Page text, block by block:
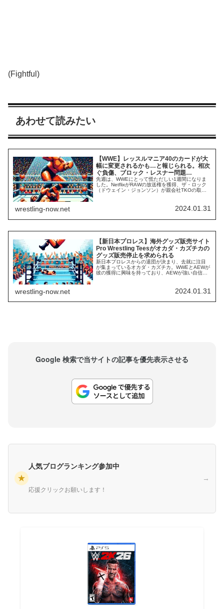
(Fightful)
あわせて読みたい
【WWE】レッスルマニア40のカードが大
幅に変更されるかも…と報じられる。相次
ぐ負傷、ブロック・レスナー問題…
先週は、WWEにとって慌ただしい1週間になりま
した。NetflixがRAWの放送権を獲得、ザ・ロック
（ドウェイン・ジョンソン）が親会社TKOの取締
スナーのRoyal Rumble出場撤退、そしてCMパンク
の負傷…。コーディ・ローデスとベイリーがロイ
wrestling-now.net 2024.01.31
【新日本プロレス】海外グッズ販売サイト
Pro Wrestling Teesがオカダ・カズチカの
グッズ販売停止を求められる
新日本プロレスからの退団が決まり、去就に注目
が集まっているオカダ・カズチカ。WWEとAEWが
彼の獲得に興味を持っており、AEWが強い自信を
移籍するにしてもトップクラスの待遇を得ること
になるでしょうが、ファンが受ける印象は大きく
wrestling-now.net 2024.01.31
Google 検索で当サイトの記事を優先表示させる
★
人気ブログランキング参加中
応援クリックお願いします！
→